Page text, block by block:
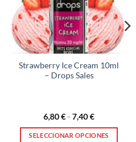
Strawberry Ice Cream 10ml
– Drops Sales
6,80€-7,40€Rango
precios:
desde
SELECCIONAR OPCIONES